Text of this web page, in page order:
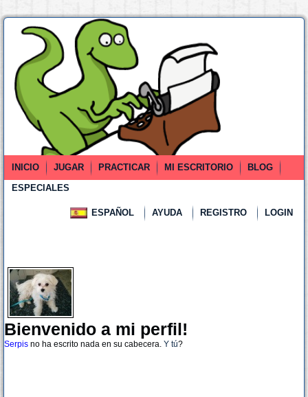
INICIO JUGAR PRACTICAR MI ESCRITORIO
BLOG
ESPECIALES
ESPAÑOL AYUDA REGISTRO LOGIN
Bienvenido a mi perfil!
Serpis no ha escrito nada en su cabecera. Y tú?